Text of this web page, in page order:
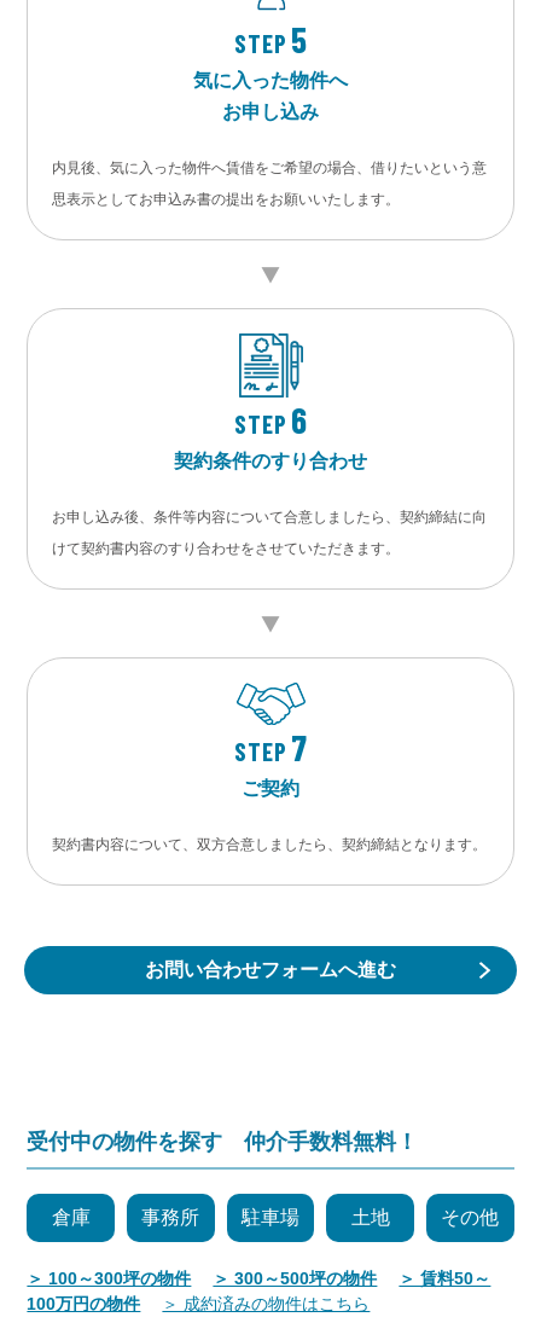
STEP 5
気に入った物件へ
お申し込み
内見後、気に入った物件へ賃借をご希望の場合、借りたいという意
思表示としてお申込み書の提出をお願いいたします。
STEP 6
契約条件のすり合わせ
お申し込み後、条件等内容について合意しましたら、契約締結に向
けて契約書内容のすり合わせをさせていただきます。
STEP 7
ご契約
契約書内容について、双方合意しましたら、契約締結となります。
お問い合わせフォームへ進む
受付中の物件を探す 仲介手数料無料！
倉庫 事務所 駐車場 土地 その他
＞ 100～300坪の物件 ＞ 300～500坪の物件
＞ 賃料50～
100万円の物件
＞ 成約済みの物件はこちら